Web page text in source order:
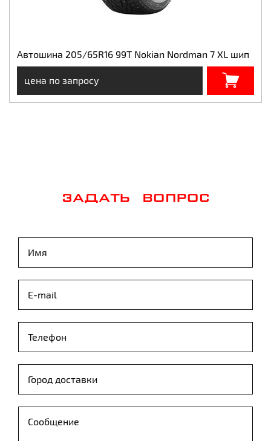
Автошина 205/65R16 99T Nokian Nordman 7 XL шип
цена по запросу
ЗАДАТЬ ВОПРОС